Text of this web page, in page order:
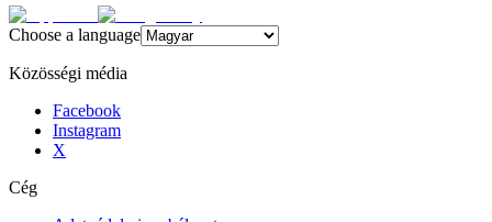
Choose a language
Közösségi média
Facebook
Instagram
X
Cég